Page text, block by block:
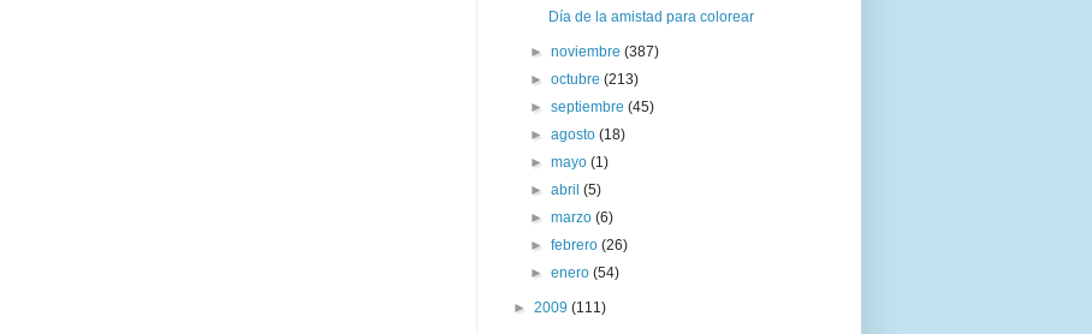
Día de la amistad para colorear
►noviembre(387)
►octubre(213)
►septiembre(45)
►agosto(18)
►mayo(1)
►abril(5)
►marzo(6)
►febrero(26)
►enero(54)
► 2009 (111)